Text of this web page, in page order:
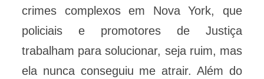
crimes complexos em Nova York, que
policiais e promotores de Justiça
trabalham para solucionar, seja ruim, mas
ela nunca conseguiu me atrair. Além do